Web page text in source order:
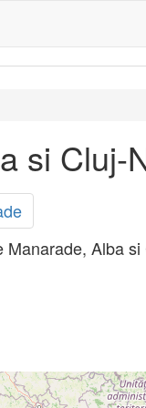
si Cluj-
Alba